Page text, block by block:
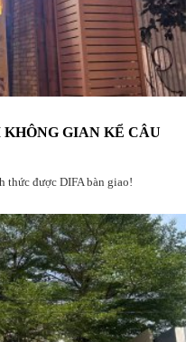
GIAN KỂ CÂU
thức được DIFA bàn giao!